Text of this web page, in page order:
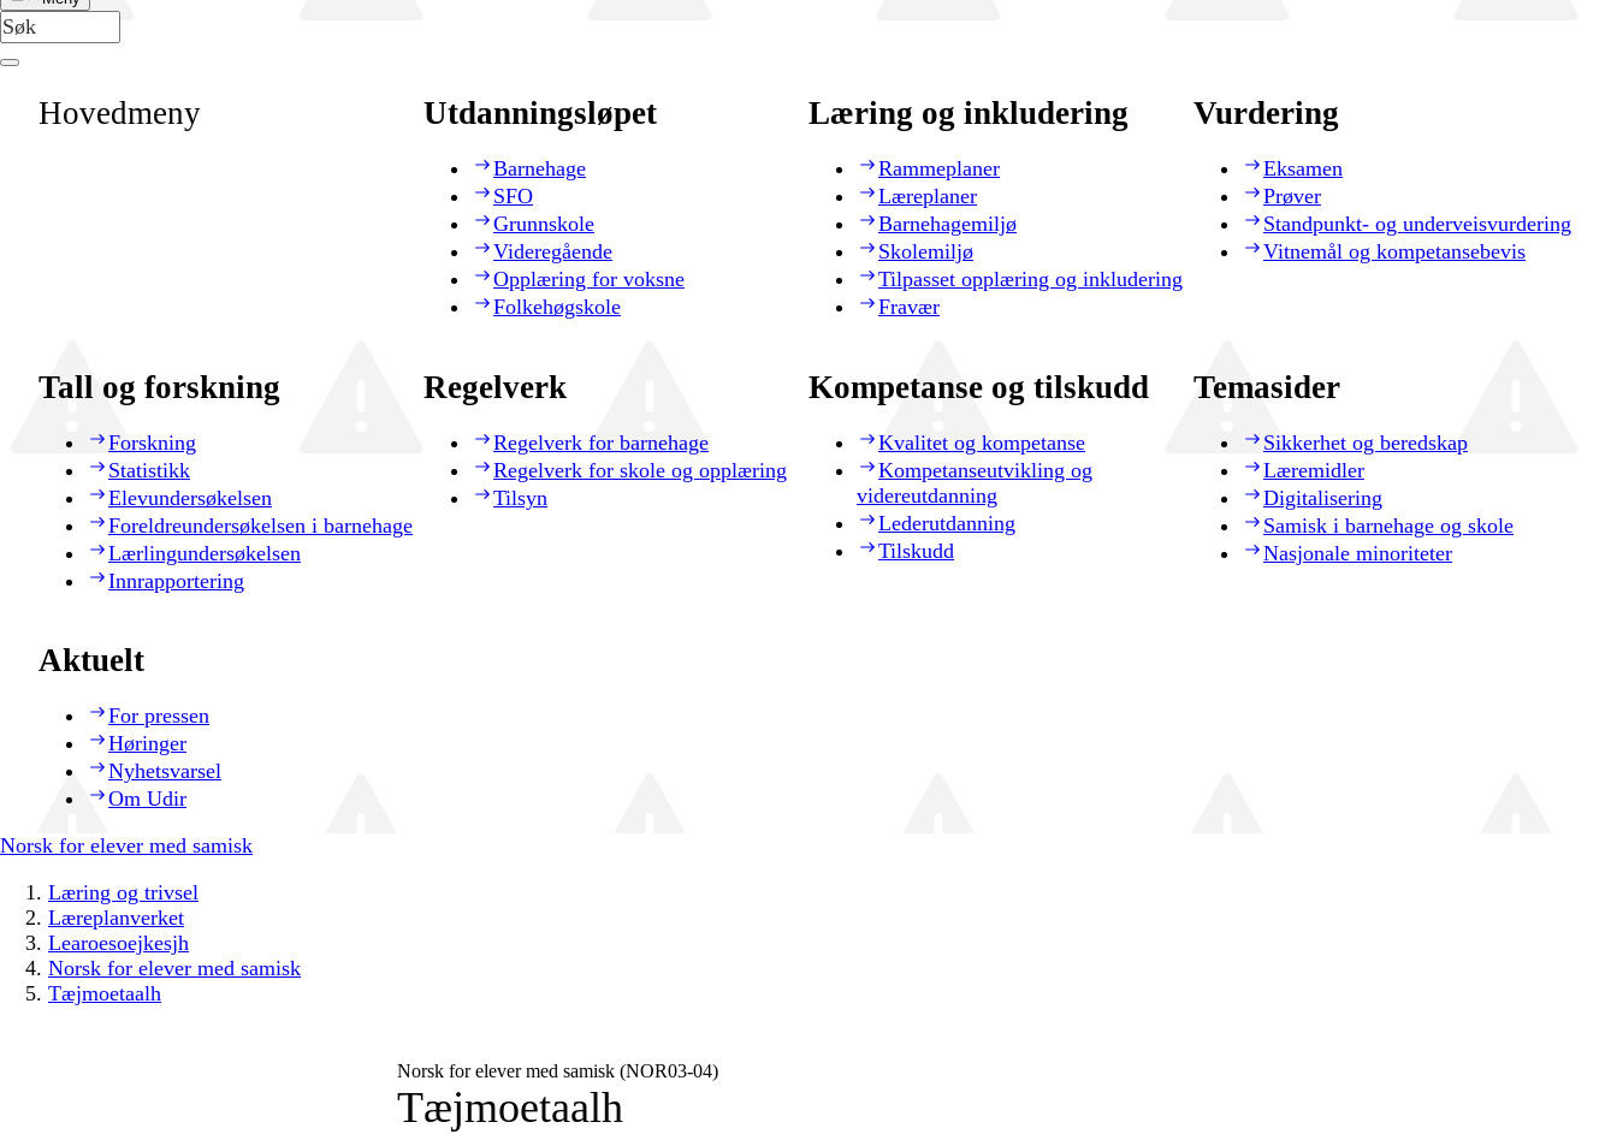
Hovedmeny Utdanningsløpet
Barnehage
SFO
Grunnskole
Videregående
Opplæring for voksne
Folkehøgskole
Læring og inkludering
Rammeplaner
Læreplaner
Barnehagemiljø
Skolemiljø
Tilpasset opplæring og inkludering
Fravær
Vurdering
Eksamen
Prøver
Standpunkt- og underveisvurdering
Vitnemål og kompetansebevis
Tall og forskning
Forskning
Statistikk
Elevundersøkelsen
Foreldreundersøkelsen i barnehage
Lærlingundersøkelsen
Innrapportering
Regelverk
Regelverk for barnehage
Regelverk for skole og opplæring
Tilsyn
Kompetanse og tilskudd
Kvalitet og kompetanse
Kompetanseutvikling og
videreutdanning
Lederutdanning
Tilskudd
Temasider
Sikkerhet og beredskap
Læremidler
Digitalisering
Samisk i barnehage og skole
Nasjonale minoriteter
Aktuelt
For pressen
Høringer
Nyhetsvarsel
Om Udir
Norsk for elever med samisk
Læring og trivsel
Læreplanverket
Learoesoejkesjh
Norsk for elever med samisk
Tæjmoetaalh
Norsk for elever med samisk (NOR03‑04)
Tæjmoetaalh